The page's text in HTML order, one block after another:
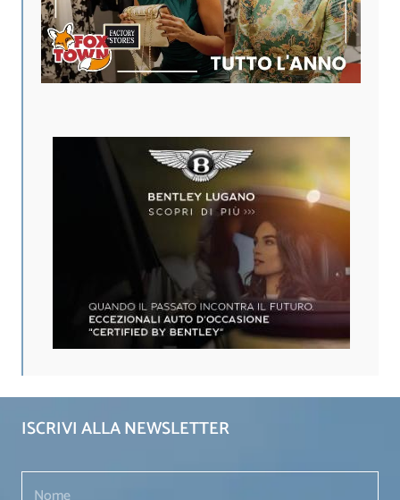
ISCRIVI ALLA NEWSLETTER